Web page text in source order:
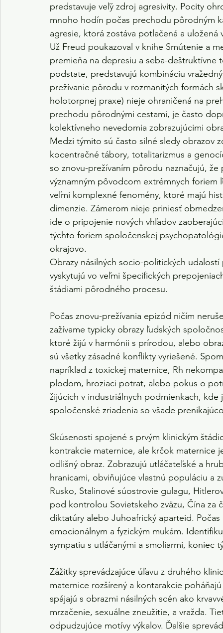
predstavuje veľý zdroj agresivity. Pocity
mnoho hodín počas prechodu pôrodným
agresie, ktorá zostáva potlačená a uložená
Už Freud poukazoval v knihe Smútenie a
premieňa na depresiu a seba-
podstate, predstavujú kombináciu
prežívanie pôrodu v rozmanitých formách
holotorpnej praxe) nieje ohraničená na
prechodu pôrodnými cestami, je často
kolektívneho nevedomia zobrazujúcimi
Medzi týmito sú často silné sledy obrazov
kocentračné tábory, totalitarizmus a
so znovu-prežívaním pôrodu naznačujú,
významným pôvodcom extrémnych
veľmi komplexné fenomény, ktoré majú
dimenzie. Zámerom nieje priniesť
ide o pripojenie nových vhľadov
týchto foriem spoločenskej
okrajovo.
Obrazy násilných socio-politických
vyskytujú vo veľmi špecifických
štádiami pôrodného procesu.
Počas znovu-prežívania epizód ničím
zažívame typicky obrazy ľudských
ktoré žijú v harmónii s prírodou, alebo
sú všetky zásadné konflikty vyriešené.
napríklad z toxickej maternice, Rh
plodom, hroziaci potrat, alebo pokus o
žijúcich v industriálnych podmienkach,
spoločenské zriadenia so všade
Skúsenosti spojené s prvým klinickým
kontrakcie maternice, ale krčok maternice
odlišný obraz. Zobrazujú utláčateľské a
hranicami, obviňujúce vlastnú populáciu a
Rusko, Stalinové súostrovie gulagu,
pod kontrolou Sovietskeho zväzu, Čína za
diktatúry alebo Juhoafrický aparteid.
emocionálnym a fyzickým mukám.
sympatiu s utláčanými a smoliarmi, koniec
Zážitky sprevádzajúce úľavu z druhého
maternice rozšírený a kontarakcie
spájajú s obrazmi násilných scén ako
mrzačenie, sexuálne zneužitie, a vražda.
odpudzujúce motívy výkalov. Ďalšie